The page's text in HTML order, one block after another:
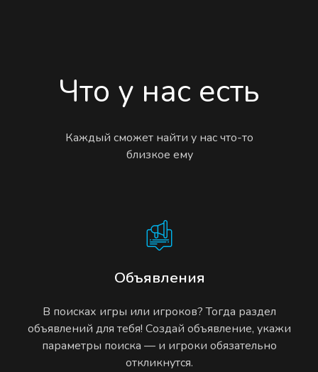
Что у нас есть
Каждый сможет найти у нас что-то
близкое ему
Объявления
В поисках игры или игроков? Тогда раздел
объявлений для тебя! Создай объявление, укажи
параметры поиска — и игроки обязательно
откликнутся.